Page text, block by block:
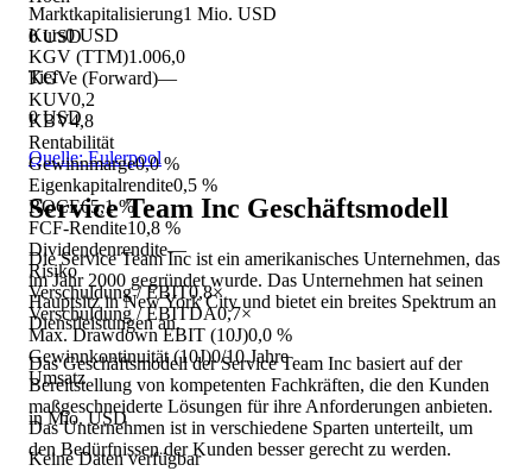
Marktkapitalisierung1 Mio. USD
Kurs0 USD
KGV (TTM)1.006,0
KGVe (Forward)—
KUV0,2
KBV4,8
Rentabilität
Gewinnmarge0,0 %
Eigenkapitalrendite0,5 %
ROCE65,1 %
FCF-Rendite10,8 %
Dividendenrendite—
Risiko
Verschuldung / EBIT0,8×
Verschuldung / EBITDA0,7×
Max. Drawdown EBIT (10J)0,0 %
Gewinnkontinuität (10J)0/10 Jahre
Umsatz
in Mio. USD
Keine Daten verfügbar
0 USD
Tief
0 USD
Quelle: Eulerpool
Service Team Inc Geschäftsmodell
Die Service Team Inc ist ein amerikanisches Unternehmen, das
im Jahr 2000 gegründet wurde. Das Unternehmen hat seinen
Hauptsitz in New York City und bietet ein breites Spektrum an
Dienstleistungen an.
Das Geschäftsmodell der Service Team Inc basiert auf der
Bereitstellung von kompetenten Fachkräften, die den Kunden
maßgeschneiderte Lösungen für ihre Anforderungen anbieten.
Das Unternehmen ist in verschiedene Sparten unterteilt, um
den Bedürfnissen der Kunden besser gerecht zu werden.